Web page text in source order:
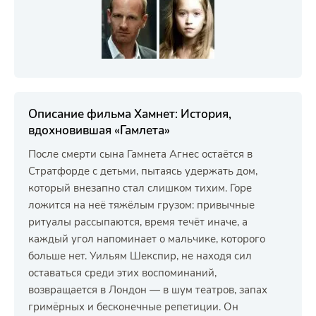
Описание фильма Хамнет: История,
вдохновившая «Гамлета»
После смерти сына Гамнета Агнес остаётся в
Стратфорде с детьми, пытаясь удержать дом,
который внезапно стал слишком тихим. Горе
ложится на неё тяжёлым грузом: привычные
ритуалы рассыпаются, время течёт иначе, а
каждый угол напоминает о мальчике, которого
больше нет. Уильям Шекспир, не находя сил
оставаться среди этих воспоминаний,
возвращается в Лондон — в шум театров, запах
гримёрных и бесконечные репетиции. Он